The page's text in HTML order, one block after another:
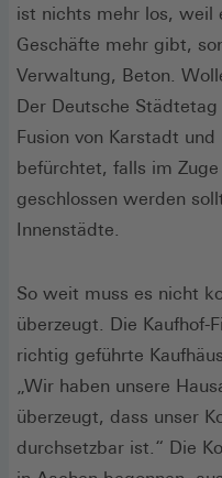
ist nichts mehr los, weil
Geschäfte mehr gibt,
Verwaltung, Beton.
Der Deutsche
Fusion von Karstadt
befürchtet, falls im
geschlossen werden
Innenstädte.
So weit muss es nicht
überzeugt. Die Kaufhof-
richtig geführte
„Wir haben unsere
überzeugt, dass unser
durchsetzbar ist.“ Die